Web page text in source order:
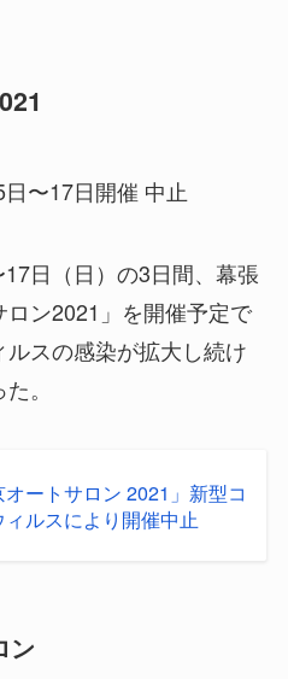
〜17日開催 中止
日（日）の3日間、幕張
ン2021」を開催予定で
スの感染が拡大し続け
。
オートサロン 2021」新型コ
ィルスにより開催中止
ン